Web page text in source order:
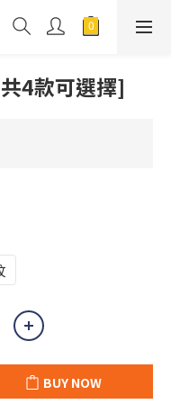
4款可選擇]
BUY NOW